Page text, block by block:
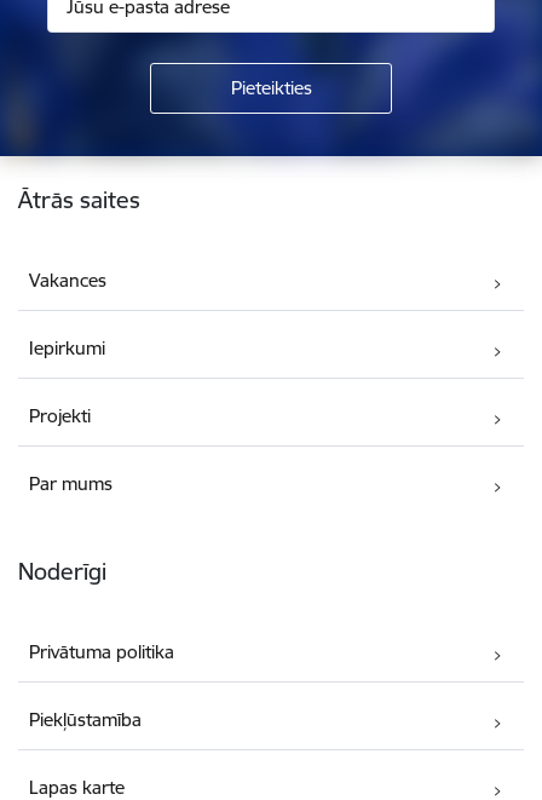
Kājene
Ātrās saites
Vakances
Iepirkumi
Projekti
Par mums
Noderīgi
Privātuma politika
Piekļūstamība
Lapas karte